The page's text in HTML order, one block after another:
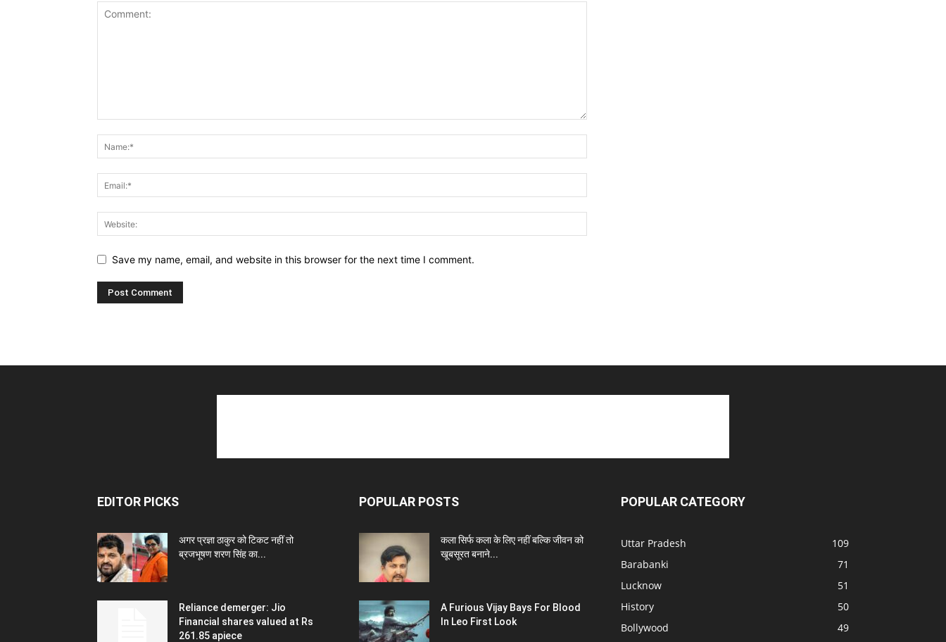
Save my name, email, and website in this browser for the next time I comment.
EDITOR PICKS
अगर प्रज्ञा ठाकुर को टिकट नहीं तो
ब्रजभूषण शरण सिंह का...
Reliance demerger: Jio
Financial shares valued at Rs
261.85 apiece
POPULAR POSTS
कला सिर्फ कला के लिए नहीं बल्कि जीवन को
खूबसूरत बनाने...
A Furious Vijay Bays For Blood
In Leo First Look
POPULAR CATEGORY
Uttar Pradesh
109
Barabanki
71
Lucknow
51
History
50
Bollywood
49